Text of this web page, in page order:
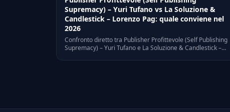
Supremacy) – Yuri Tufano vs La Soluzione &
Candlestick – Lorenzo Pag: quale conviene nel
2026
Confronto diretto tra Publisher Profittevole (Self Publishing
Supremacy) – Yuri Tufano e La Soluzione & Candlestick –